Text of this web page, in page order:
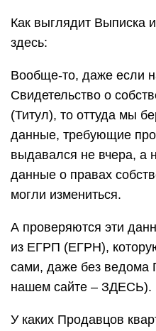
Как выглядит Выписка
здесь:
Вообще-то, даже если
Свидетельство о
(Титул), то оттуда мы
данные, требующие
выдавался не вчера, а
данные о правах
могли измениться.
А проверяются эти
из ЕГРП (ЕГРН),
сами, даже без ведома
нашем сайте – ЗДЕСЬ).
У каких Продавцов